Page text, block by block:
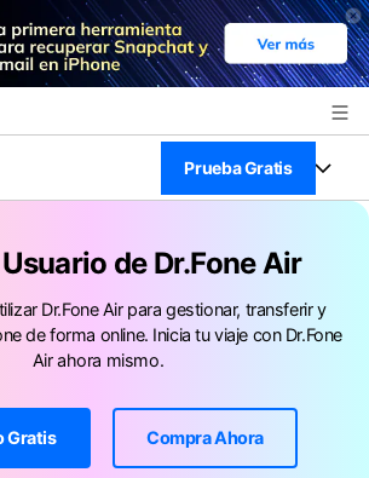
Prueba Gratis
de Dr.Fone Air
Dr.Fone Air para gestionar, transferir y
de forma online. Inicia tu viaje con Dr.Fone
Air ahora mismo.
Gratis Compra Ahora